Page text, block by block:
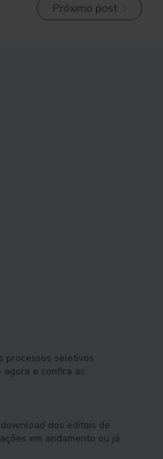
Próximo post
processos seletivos
agora e confira as
dos editais de
em andamento ou já